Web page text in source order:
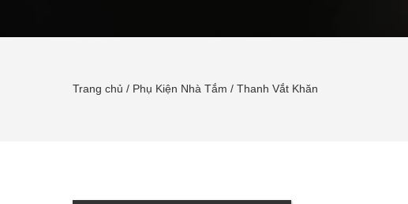
Trang chủ / Phụ Kiện Nhà Tắm / Thanh Vắt Khăn